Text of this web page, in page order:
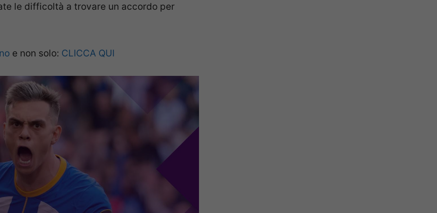
le difficoltà a trovare un accordo per
e non solo: CLICCA QUI